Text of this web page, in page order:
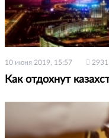
10 июня 2019, 15:57 2931
Как отдохнут